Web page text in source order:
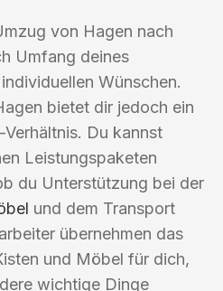
von Hagen nach
Umfang deines
Wünschen.
bietet dir jedoch ein
Du kannst
Leistungspaketen
du Unterstützung bei der
und dem Transport
übernehmen das
und Möbel für dich,
wichtige Dinge